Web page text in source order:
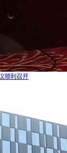
顺利召开